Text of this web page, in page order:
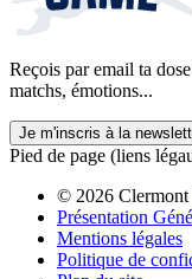
Reçois par email ta
matchs, émotions...
Je m'inscris à la
Pied de page (liens
© 2026 Clermont
Présentation
Mentions légales
Politique de